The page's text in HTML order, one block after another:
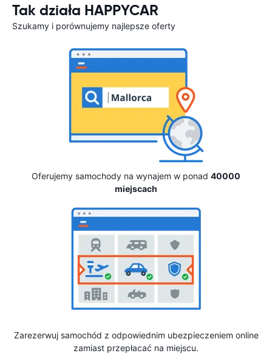
Tak działa HAPPYCAR
Szukamy i porównujemy najlepsze oferty
Oferujemy samochody na wynajem w ponad 40000
miejscach
Zarezerwuj samochód z odpowiednim ubezpieczeniem online
zamiast przepłacać na miejscu.